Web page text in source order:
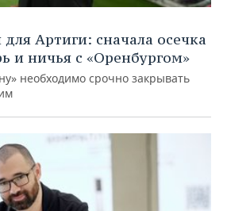
Артиги: сначала осечка
и ничья с «Оренбургом»
необходимо срочно закрывать